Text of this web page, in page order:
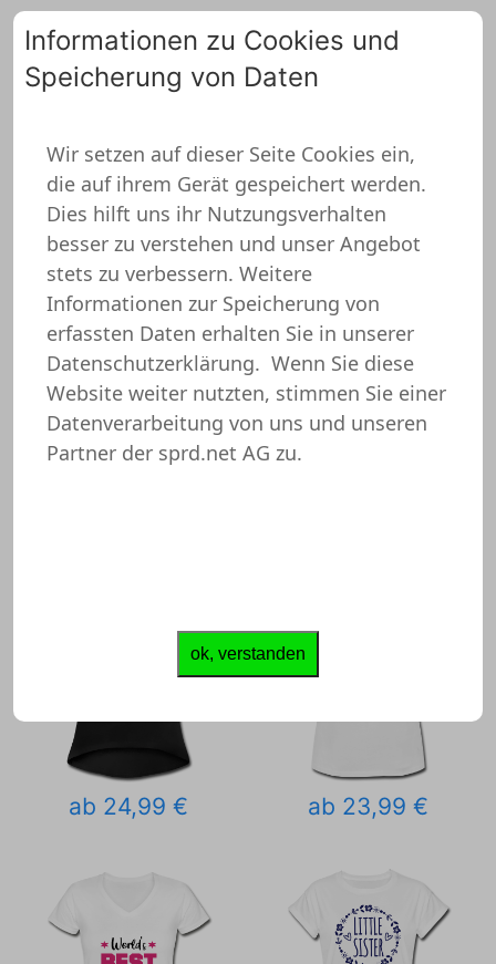
Geschenkidee
Schwester T-Shirt
ab 24,99 € ab 23,99 €
Informationen zu Cookies und
Speicherung von Daten
Wir setzen auf dieser Seite Cookies ein,
die auf ihrem Gerät gespeichert werden.
Dies hilft uns ihr Nutzungsverhalten
besser zu verstehen und unser Angebot
stets zu verbessern. Weitere
Informationen zur Speicherung von
erfassten Daten erhalten Sie in unserer
Datenschutzerklärung. Wenn Sie diese
Website weiter nutzten, stimmen Sie einer
Datenverarbeitung von uns und unseren
Partner der sprd.net AG zu.
ok, verstanden